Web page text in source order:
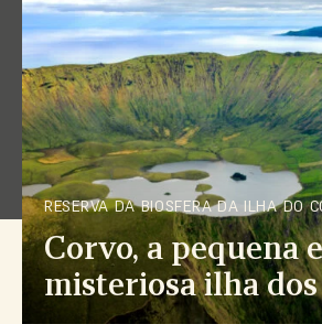
RESERVA DA BIOSFERA DA ILHA DO
Corvo, a pequena e
misteriosa ilha
0
2
3
4
5
0
1
2
3